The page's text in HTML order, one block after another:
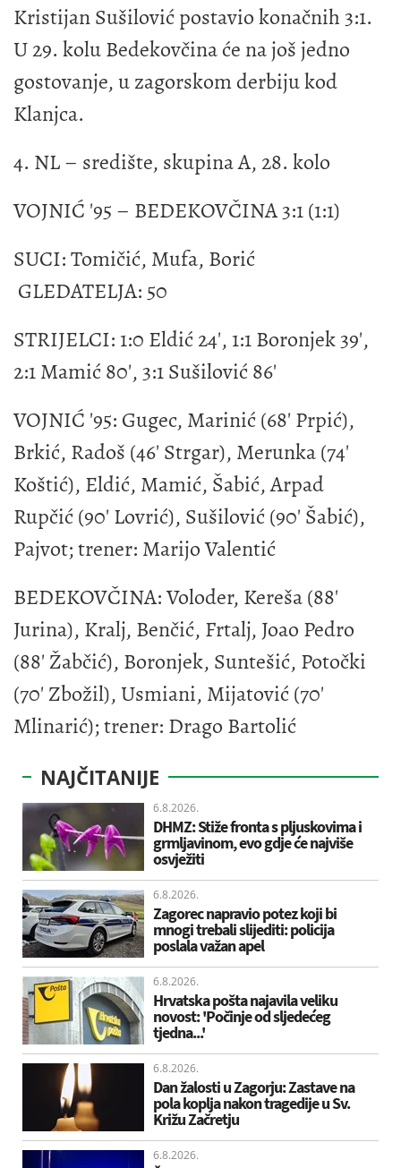
Kristijan Sušilović postavio konačnih 3:1.
U 29. kolu Bedekovčina će na još jedno
gostovanje, u zagorskom derbiju kod
Klanjca.
4. NL – središte, skupina A, 28. kolo
VOJNIĆ '95 – BEDEKOVČINA 3:1 (1:1)
SUCI: Tomičić, Mufa, Borić
GLEDATELJA: 50
STRIJELCI: 1:0 Eldić 24', 1:1 Boronjek 39',
2:1 Mamić 80', 3:1 Sušilović 86'
VOJNIĆ '95: Gugec, Marinić (68' Prpić),
Brkić, Radoš (46' Strgar), Merunka (74'
Koštić), Eldić, Mamić, Šabić, Arpad
Rupčić (90' Lovrić), Sušilović (90' Šabić),
Pajvot; trener: Marijo Valentić
BEDEKOVČINA: Voloder, Kereša (88'
Jurina), Kralj, Benčić, Frtalj, Joao Pedro
(88' Žabčić), Boronjek, Suntešić, Potočki
(70' Zbožil), Usmiani, Mijatović (70'
Mlinarić); trener: Drago Bartolić
NAJČITANIJE
6.8.2026.
DHMZ: Stiže fronta s pljuskovima i
grmljavinom, evo gdje će najviše
osvježiti
6.8.2026.
Zagorec napravio potez koji bi
mnogi trebali slijediti: policija
poslala važan apel
6.8.2026.
Hrvatska pošta najavila veliku
novost: 'Počinje od sljedećeg
tjedna...'
6.8.2026.
Dan žalosti u Zagorju: Zastave na
pola koplja nakon tragedije u Sv.
Križu Začretju
6.8.2026.